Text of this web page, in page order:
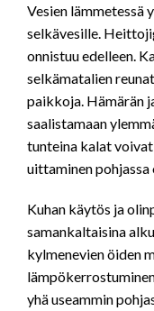
Vesien lämmetessä
selkävesille.
onnistuu edelleen.
selkämatalien
paikkoja. Hämärän
saalistamaan
tunteina kalat
uittaminen
Kuhan käytös ja
samankaltaisina
kylmenevien öiden
yhä useammin